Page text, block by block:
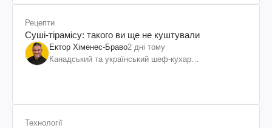
Рецепти
Суші-тірамісу: такого ви ще не куштували
Ектор Хіменес-Браво2 дні тому
Канадський та український шеф-кухар
Технології